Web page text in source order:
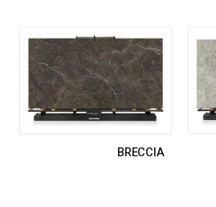
BRECCIA